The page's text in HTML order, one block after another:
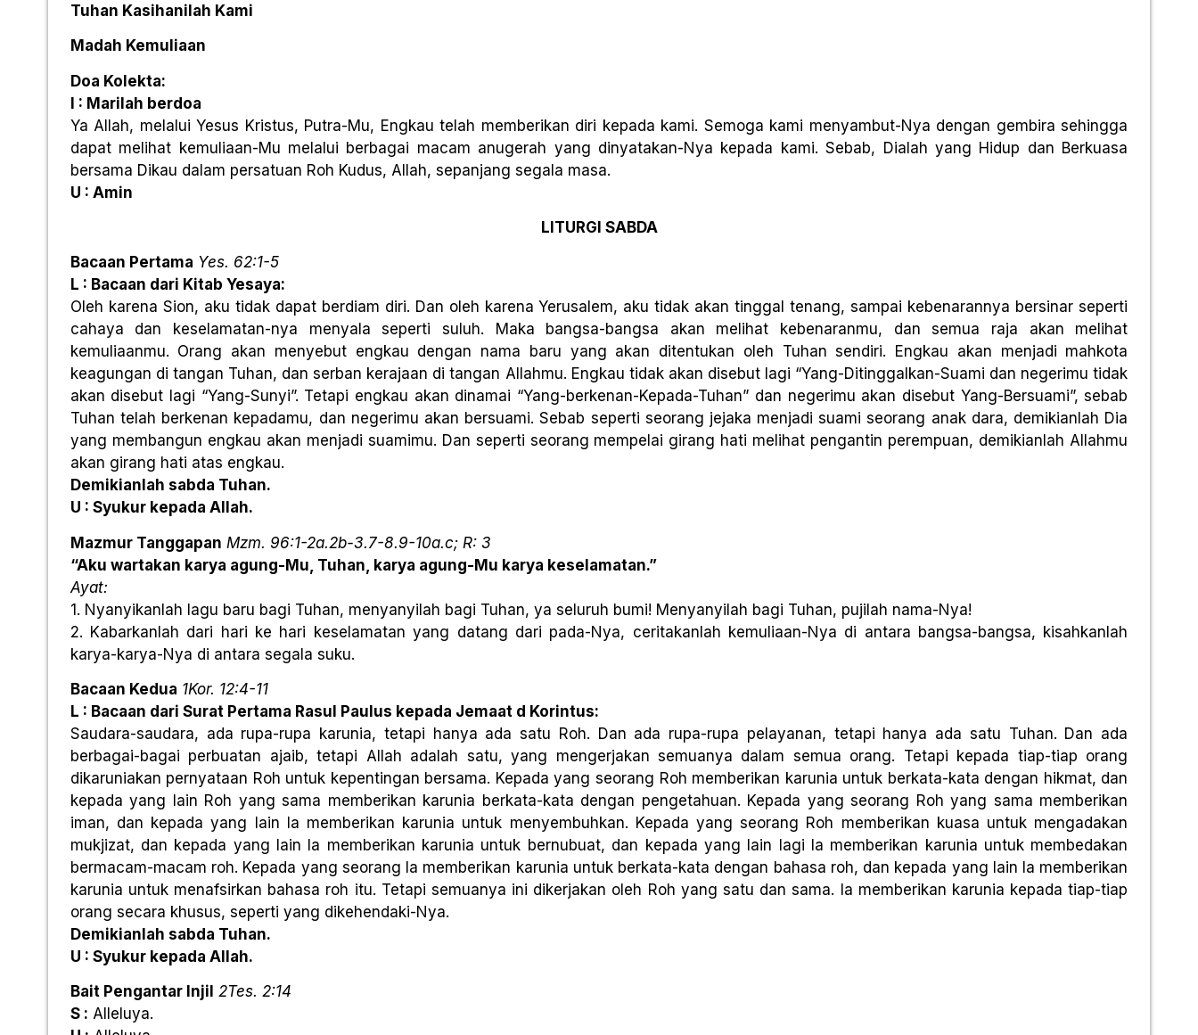
Tuhan Kasihanilah Kami
Madah Kemuliaan
Doa Kolekta:
I : Marilah berdoa
Ya Allah, melalui Yesus Kristus, Putra-Mu, Engkau telah memberikan diri kepada kami. Semoga kami menyambut-Nya dengan gembira sehingga
dapat melihat kemuliaan-Mu melalui berbagai macam anugerah yang dinyatakan-Nya kepada kami. Sebab, Dialah yang Hidup dan Berkuasa
bersama Dikau dalam persatuan Roh Kudus, Allah, sepanjang segala masa.
U : Amin
LITURGI SABDA
Bacaan Pertama Yes. 62:1-5
L : Bacaan dari Kitab Yesaya:
Oleh karena Sion, aku tidak dapat berdiam diri. Dan oleh karena Yerusalem, aku tidak akan tinggal tenang, sampai kebenarannya bersinar seperti
cahaya dan keselamatan-nya menyala seperti suluh. Maka bangsa-bangsa akan melihat kebenaranmu, dan semua raja akan melihat
kemuliaanmu. Orang akan menyebut engkau dengan nama baru yang akan ditentukan oleh Tuhan sendiri. Engkau akan menjadi mahkota
keagungan di tangan Tuhan, dan serban kerajaan di tangan Allahmu. Engkau tidak akan disebut lagi “Yang-Ditinggalkan-Suami dan negerimu tidak
akan disebut lagi “Yang-Sunyi”. Tetapi engkau akan dinamai “Yang-berkenan-Kepada-Tuhan” dan negerimu akan disebut Yang-Bersuami”, sebab
Tuhan telah berkenan kepadamu, dan negerimu akan bersuami. Sebab seperti seorang jejaka menjadi suami seorang anak dara, demikianlah Dia
yang membangun engkau akan menjadi suamimu. Dan seperti seorang mempelai girang hati melihat pengantin perempuan, demikianlah Allahmu
akan girang hati atas engkau.
Demikianlah sabda Tuhan.
U : Syukur kepada Allah.
Mazmur Tanggapan Mzm. 96:1-2a.2b-3.7-8.9-10a.c; R: 3
“Aku wartakan karya agung-Mu, Tuhan, karya agung-Mu karya keselamatan.”
Ayat:
1. Nyanyikanlah lagu baru bagi Tuhan, menyanyilah bagi Tuhan, ya seluruh bumi! Menyanyilah bagi Tuhan, pujilah nama-Nya!
2. Kabarkanlah dari hari ke hari keselamatan yang datang dari pada-Nya, ceritakanlah kemuliaan-Nya di antara bangsa-bangsa, kisahkanlah
karya-karya-Nya di antara segala suku.
Bacaan Kedua 1Kor. 12:4-11
L : Bacaan dari Surat Pertama Rasul Paulus kepada Jemaat d Korintus:
Saudara-saudara, ada rupa-rupa karunia, tetapi hanya ada satu Roh. Dan ada rupa-rupa pelayanan, tetapi hanya ada satu Tuhan. Dan ada
berbagai-bagai perbuatan ajaib, tetapi Allah adalah satu, yang mengerjakan semuanya dalam semua orang. Tetapi kepada tiap-tiap orang
dikaruniakan pernyataan Roh untuk kepentingan bersama. Kepada yang seorang Roh memberikan karunia untuk berkata-kata dengan hikmat, dan
kepada yang lain Roh yang sama memberikan karunia berkata-kata dengan pengetahuan. Kepada yang seorang Roh yang sama memberikan
iman, dan kepada yang lain la memberikan karunia untuk menyembuhkan. Kepada yang seorang Roh memberikan kuasa untuk mengadakan
mukjizat, dan kepada yang lain Ia memberikan karunia untuk bernubuat, dan kepada yang lain lagi Ia memberikan karunia untuk membedakan
bermacam-macam roh. Kepada yang seorang Ia memberikan karunia untuk berkata-kata dengan bahasa roh, dan kepada yang lain Ia memberikan
karunia untuk menafsirkan bahasa roh itu. Tetapi semuanya ini dikerjakan oleh Roh yang satu dan sama. Ia memberikan karunia kepada tiap-tiap
orang secara khusus, seperti yang dikehendaki-Nya.
Demikianlah sabda Tuhan.
U : Syukur kepada Allah.
Bait Pengantar Injil 2Tes. 2:14
S : Alleluya.